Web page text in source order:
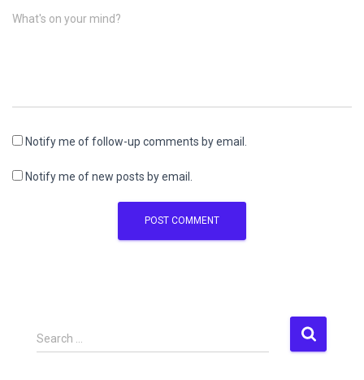
What's on your mind?
Notify me of follow-up comments by email.
Notify me of new posts by email.
S
e
Search …